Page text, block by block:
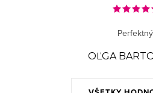
Perfektný
OĽGA